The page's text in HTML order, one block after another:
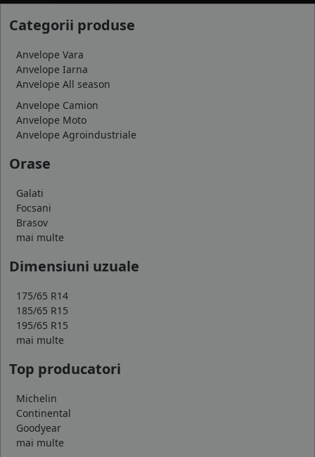
Categorii produse
Anvelope Vara
Anvelope Iarna
Anvelope All season
Anvelope Camion
Anvelope Moto
Anvelope Agroindustriale
Orase
Galati
Focsani
Brasov
mai multe
Dimensiuni uzuale
175/65 R14
185/65 R15
195/65 R15
mai multe
Top producatori
Michelin
Continental
Goodyear
mai multe